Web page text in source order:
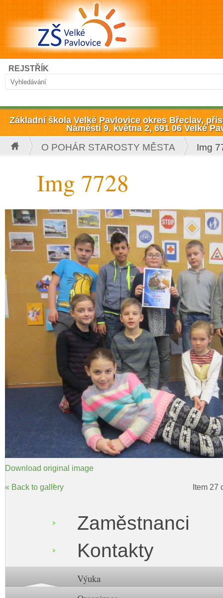
Přejít k hlavnímu obsahu
Vyhledávání
Hledat
REJSTŘÍK
Základní škola Velké Pavlovice okres Břeclav,
Náměstí 9. května 2, 691 06 Velké
Jste zde
O POHÁR STAROSTY MĚSTA Img
Img 7728
Download original image
« Back to gallery Item 27
Zaměstnanci
Kontakty
Výuka